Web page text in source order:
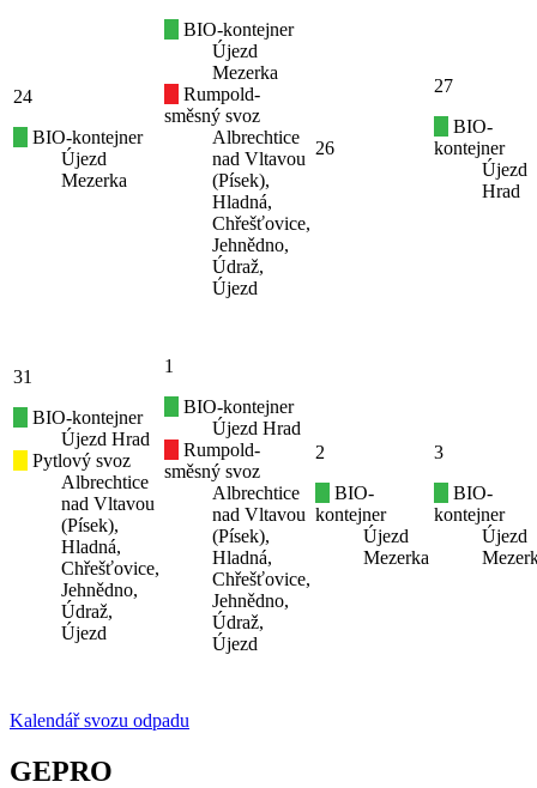
24
BIO-kontejner
Újezd
Mezerka
BIO-kontejner
Újezd
Mezerka
Rumpold-
směsný svoz
Albrechtice
nad Vltavou
(Písek),
Hladná,
Chřešťovice,
Jehnědno,
Údraž,
Újezd
26
27
BIO-
kontejner
Újezd
Hrad
31
BIO-kontejner
Újezd Hrad
Pytlový svoz
Albrechtice
nad Vltavou
(Písek),
Hladná,
Chřešťovice,
Jehnědno,
Údraž,
Újezd
1
BIO-kontejner
Újezd Hrad
Rumpold-
směsný svoz
Albrechtice
nad Vltavou
(Písek),
Hladná,
Chřešťovice,
Jehnědno,
Údraž,
Újezd
2
BIO-
kontejner
Újezd
Mezerka
3
BIO-
kontejner
Újezd
Kalendář svozu odpadu
GEPRO